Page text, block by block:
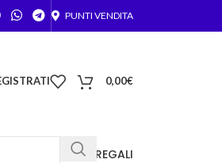
PUNTI VENDITA
0,00€
FOTO REGALI